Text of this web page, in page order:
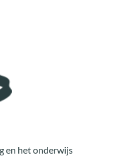
en het onderwijs